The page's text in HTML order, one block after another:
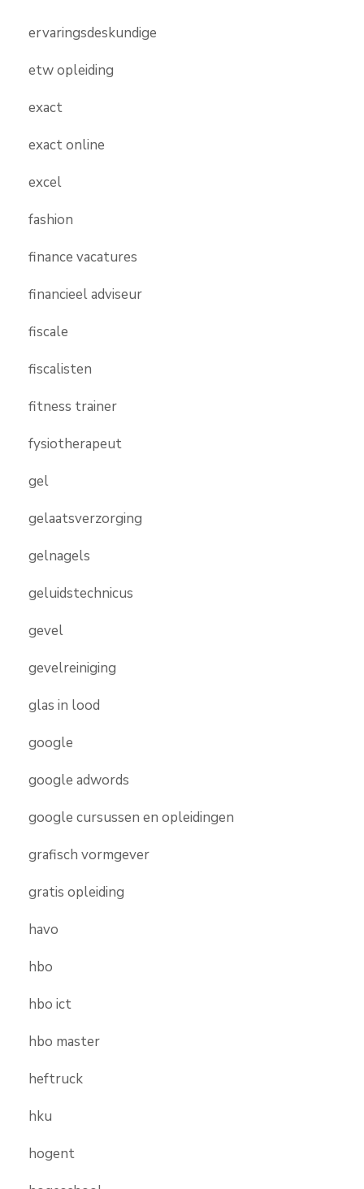
ervaringsdeskundige
etw opleiding
exact
exact online
excel
fashion
finance vacatures
financieel adviseur
fiscale
fiscalisten
fitness trainer
fysiotherapeut
gel
gelaatsverzorging
gelnagels
geluidstechnicus
gevel
gevelreiniging
glas in lood
google
google adwords
google cursussen en opleidingen
grafisch vormgever
gratis opleiding
havo
hbo
hbo ict
hbo master
heftruck
hku
hogent